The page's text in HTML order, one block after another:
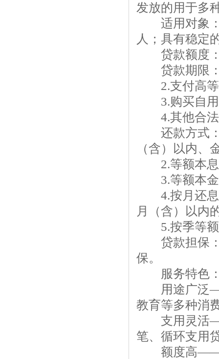
发放的用于多
适用对象：
人；具有稳定
贷款额度：
贷款期限：
2.支付高等
3.购买自用
4.其他合法
还款方式：
（含）以内、
2.等额本息
3.等额本金
4.按月还息
月（含）以内
5.按季等额
贷款担保：
保。
服务特色
用途广泛——
教育等多种消
支用灵活
笔、循环支用
额度高——贷